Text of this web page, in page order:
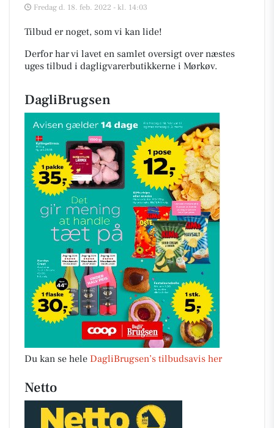
Fredag d. 18. feb. 2022 - kl. 14:03
Tilbud er noget, som vi kan lide!
Derfor har vi lavet en samlet oversigt over næstes
uges tilbud i dagligvarerbutikkerne i Mørkøv.
DagliBrugsen
Du kan se hele DagliBrugsen’s tilbudsavis her
Netto